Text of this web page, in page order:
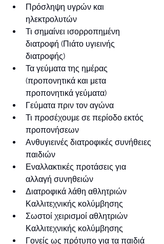
Πρόσληψη υγρών και
ηλεκτρολυτών
Τι σημαίνει ισορροπημένη
διατροφή (Πιάτο υγιεινής
διατροφής)
Τα γεύματα της ημέρας
(προπονητικά και μετα
προπονητικά γεύματα)
Γεύματα πριν τον αγώνα
Τι προσέχουμε σε περίοδο εκτός
προπονήσεων
Ανθυγιεινές διατροφικές συνήθειες
παιδιών
Εναλλακτικές προτάσεις για
αλλαγή συνηθειών
Διατροφικά λάθη αθλητριών
Καλλιτεχνικής κολύμβησης
Σωστοί χειρισμοί αθλητριών
Καλλιτεχνικής κολύμβησης
Γονείς ως πρότυπο για τα παιδιά